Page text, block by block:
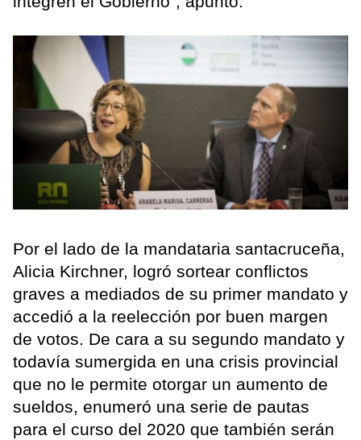
Por el lado de la mandataria santacruceña,
Alicia Kirchner, logró sortear conflictos
graves a mediados de su primer mandato y
accedió a la reelección por buen margen
de votos. De cara a su segundo mandato y
todavía sumergida en una crisis provincial
que no le permite otorgar un aumento de
sueldos, enumeró una serie de pautas
para el curso del 2020 que también serán